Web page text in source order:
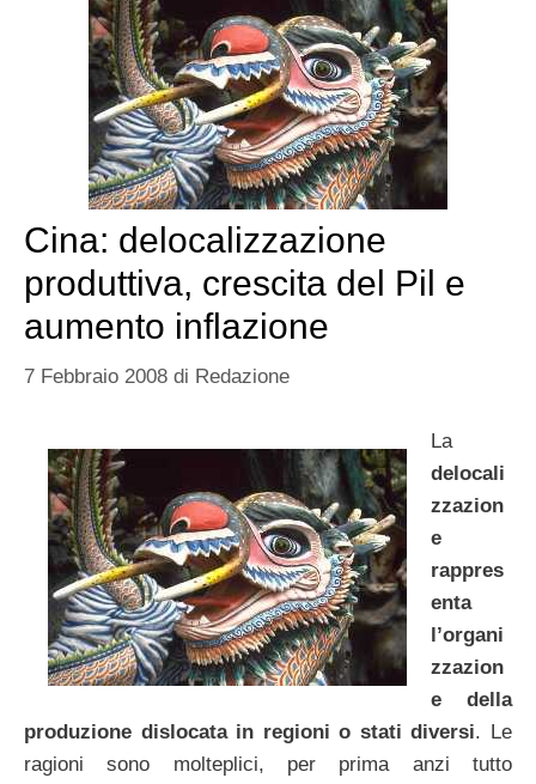
Cina: delocalizzazione
produttiva, crescita del Pil e
aumento inflazione
7 Febbraio 2008 di Redazione
La
delocali
zzazion
e
rappres
enta
l’organi
zzazion
e della
produzione dislocata in regioni o stati diversi. Le
ragioni sono molteplici, per prima anzi tutto